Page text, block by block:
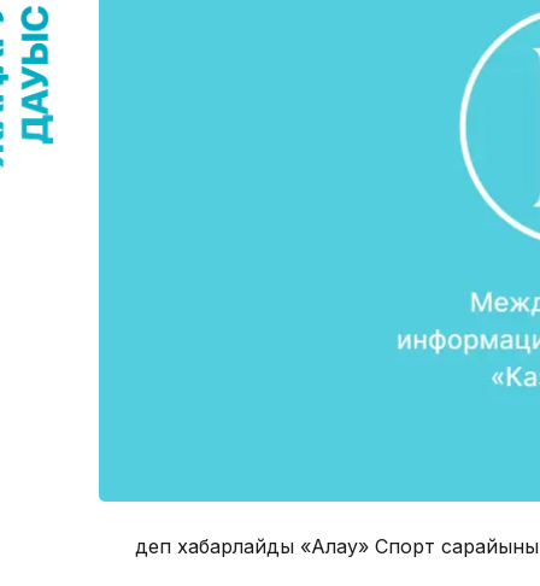
деп хабарлайды «Алау» Спорт сарайының